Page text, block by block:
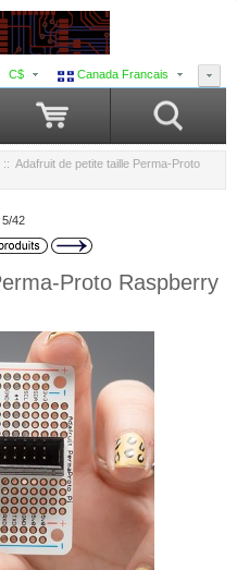
Canada Francais
C$
:: Adafruit de petite taille Perma-Proto
5/42
Proto Raspberry